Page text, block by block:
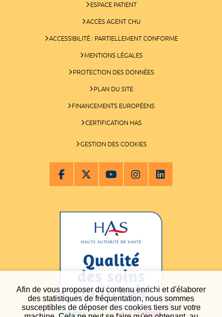
Afin de vous proposer du contenu enrichi et d'élaborer
des statistiques de fréquentation, nous sommes
susceptibles de déposer des cookies tiers sur votre
ESPACE PATIENT
ACCÈS AGENT CHU
ACCESSIBILITÉ : PARTIELLEMENT CONFORME
MENTIONS LÉGALES
PROTECTION DES DONNÉES
PLAN DU SITE
FINANCEMENTS EUROPÉENS
CERTIFICATION HAS
GESTION DES COOKIES